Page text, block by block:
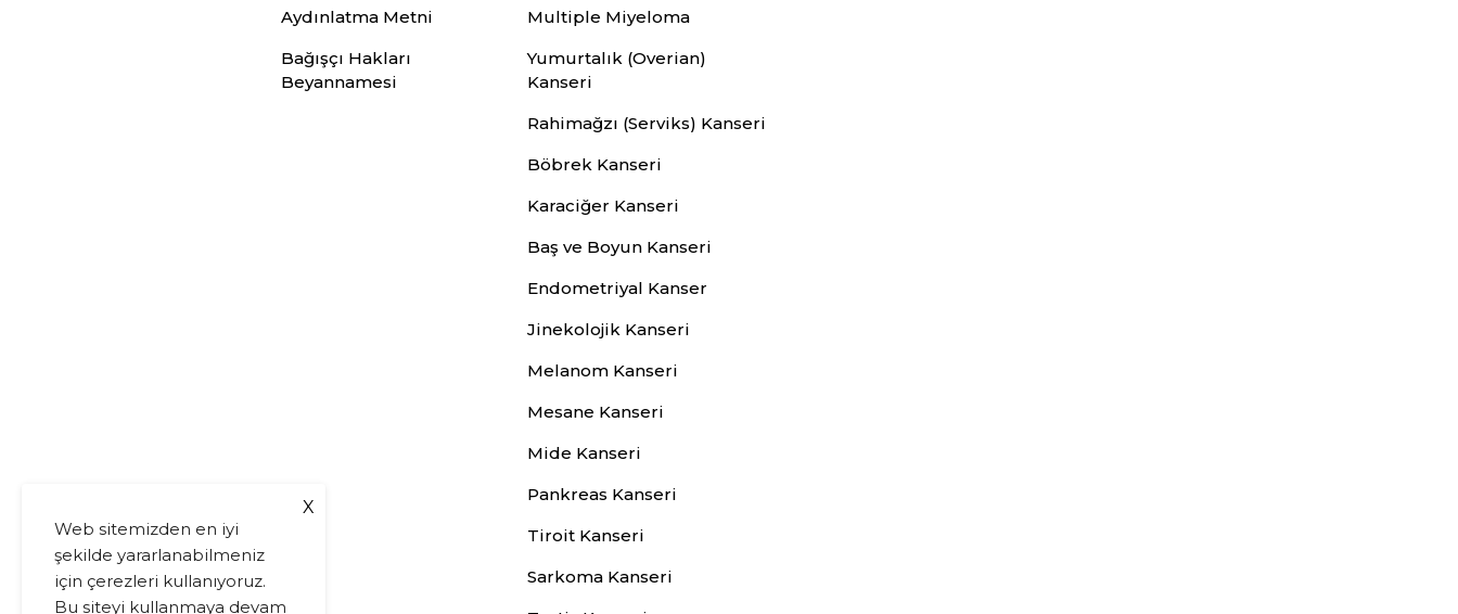
Aydınlatma Metni
Bağışçı Hakları
Beyannamesi
Multiple Miyeloma
Yumurtalık (Overian)
Kanseri
Rahimağzı (Serviks) Kanseri
Böbrek Kanseri
Karaciğer Kanseri
Baş ve Boyun Kanseri
Endometriyal Kanser
Jinekolojik Kanseri
Melanom Kanseri
Mesane Kanseri
Mide Kanseri
Pankreas Kanseri
Tiroit Kanseri
Sarkoma Kanseri
Web sitemizden en iyi
şekilde yararlanabilmeniz
için çerezleri kullanıyoruz.
Bu siteyi kullanmaya devam
X